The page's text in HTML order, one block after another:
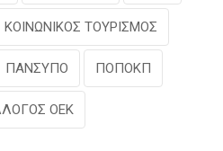
ΚΟΙΝΩΝΙΚΟΣ ΤΟΥΡΙΣΜΟΣ
ΠΑΝΣΥΠΟ ΠΟΠΟΚΠ
ΟΕΚ